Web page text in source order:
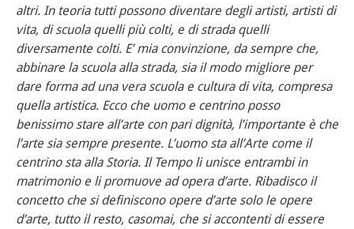
altri. In teoria tutti possono diventare degli artisti, artisti di
vita, di scuola quelli più colti, e di strada quelli
diversamente colti. E’ mia convinzione, da sempre che,
abbinare la scuola alla strada, sia il modo migliore per
dare forma ad una vera scuola e cultura di vita, compresa
quella artistica. Ecco che uomo e centrino posso
benissimo stare all’arte con pari dignità, l’importante è che
l’arte sia sempre presente. L’uomo sta all’Arte come il
centrino sta alla Storia. Il Tempo li unisce entrambi in
matrimonio e li promuove ad opera d’arte. Ribadisco il
concetto che si definiscono opere d’arte solo le opere
d’arte, tutto il resto, casomai, che si accontenti di essere